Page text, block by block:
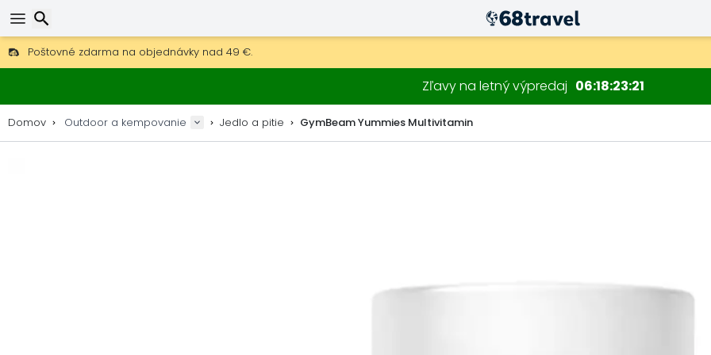
Poštovné zdarma na objednávky nad 49 €.
30 dní na vrátenie, 90 dní na drevené mapy a dekorácie.
Zľavy na letný výpredaj 06182320
Domov Outdoor a kempovanie Jedlo a pitie GymBeam Yummies Multivitamin